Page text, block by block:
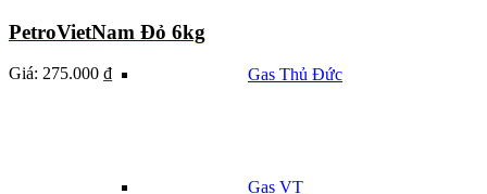
Gas Thủ Đức
Gas VT
PetroVietNam Đỏ 6kg
Giá: 275.000 ₫